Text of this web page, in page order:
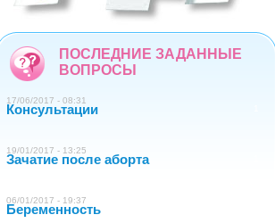
0123456789
ПОСЛЕДНИЕ ЗАДАННЫЕ
ВОПРОСЫ
17/06/2017 - 08:31
Консультации
19/01/2017 - 13:25
Зачатие после аборта
06/01/2017 - 19:37
Беременность